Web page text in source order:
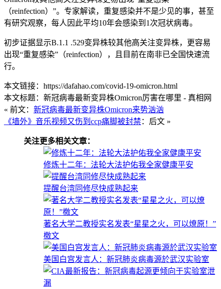
（reinfection）”。专家解读，重复感染并不是少见的事，甚至
有研究观察，每人因此平均10年会感染到1次冠状病毒。
初步证据显示B.1.1 .529变异株较其他高关注变异株，更容易
出现“重复感染”（reinfection），且目前在南非已全国快速流
行。
本文链接：https://dafahao.com/covid-19-omicron.html
本文标题：新冠病毒最新变异株Omicron厉害在哪里 - 真相网
« 前文： 新冠病毒最新变异株Omicron来势汹汹
《墙外》音乐视频又伤到ccp痛脚被封禁 ：后文 »
关注更多相关文章：
修炼十二年：法轮大法护佑我全家健康平安
提醒台湾同修尽快成熟起来
著名大学二教授实名发表“星星之火，可以燎原！”
檄文
美国白宫发言人：新冠肺炎病毒源於武汉实验室